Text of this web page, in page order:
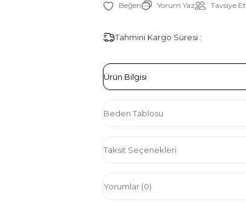
Yorum Yaz Tavsiye Et
Tahmini Kargo Süresi :
Ürün Bilgisi
Beden Tablosu
Taksit Seçenekleri
Yorumlar (0)